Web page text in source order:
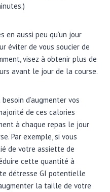
en aussi peu qu’un jour
éviter de vous soucier de
visez à obtenir plus de
avant le jour de la course.
d’augmenter vos
de ces calories
à chaque repas le jour
Par exemple, si vous
de votre assiette de
cette quantité à
détresse GI potentielle
la taille de votre